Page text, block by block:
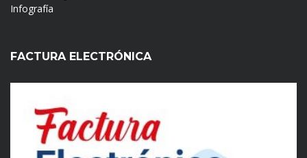
Infografía
FACTURA ELECTRÓNICA